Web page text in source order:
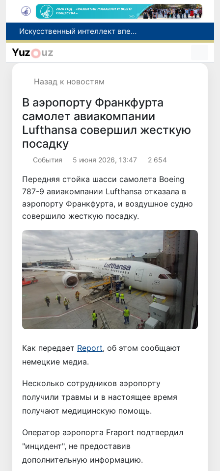
В Намангане задержан сотрудник Пенсионного фонда при получении взятки за обещание оформить пенсию и увеличить выплаты
В Узбекистане на этой неделе ожидается жара до +42 градусов
Yuz uz
Назад к новостям
В аэропорту Франкфурта
самолет авиакомпании
Lufthansa совершил жесткую
посадку
Cобытия 5 июня 2026, 13:47 2 654
Передняя стойка шасси самолета Boeing
787-9 авиакомпании Lufthansa отказала в
аэропорту Франкфурта, и воздушное судно
совершило жесткую посадку.
Как передает Report, об этом сообщают
немецкие медиа.
Несколько сотрудников аэропорту
получили травмы и в настоящее время
получают медицинскую помощь.
Оператор аэропорта Fraport подтвердил
"инцидент", не предоставив
дополнительную информацию.